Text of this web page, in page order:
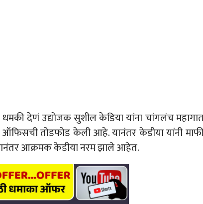
धमकी देणं उद्योजक सुशील केडिया यांना चांगलंच
तोडफोड केली आहे. यानंतर केडीया यांनी
आक्रमक केडीया नरम झाले आहेत.